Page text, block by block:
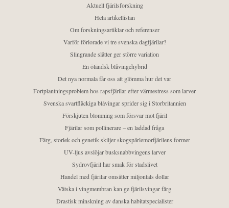
Aktuell fjärilsforskning
Hela artikellistan
Om forskningsartiklar och referenser
Varför förlorade vi tre svenska dagfjärilar?
Slingrande slåtter ger större variation
En öländsk blåvingehybrid
Det nya normala får oss att glömma hur det var
Fortplantningsproblem hos rapsfjärilar efter värmestress som larver
Svenska svartfläckiga blåvingar sprider sig i Storbritannien
Förskjuten blomning som försvar mot fjäril
Fjärilar som pollinerare – en laddad fråga
Färg, storlek och genetik skiljer skogspärlemorfjärilens former
UV-ljus avslöjar busksnabbvingens larver
Sydrovfjäril har smak för stadslivet
Handel med fjärilar omsätter miljontals dollar
Vätska i vingmembran kan ge fjärilsvingar färg
Drastisk minskning av danska habitatspecialister